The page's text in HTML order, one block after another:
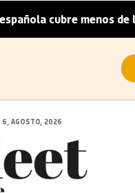
menos de la
6, AGOSTO, 2026